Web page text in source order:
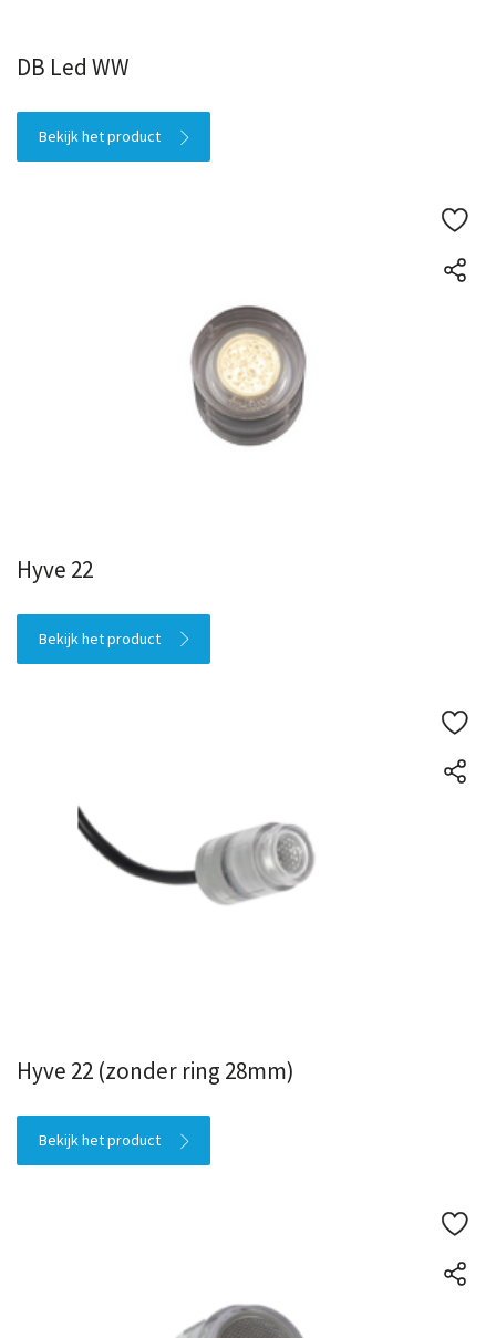
DB Led WW
Bekijk het product
Hyve 22
Bekijk het product
Hyve 22 (zonder ring 28mm)
Bekijk het product